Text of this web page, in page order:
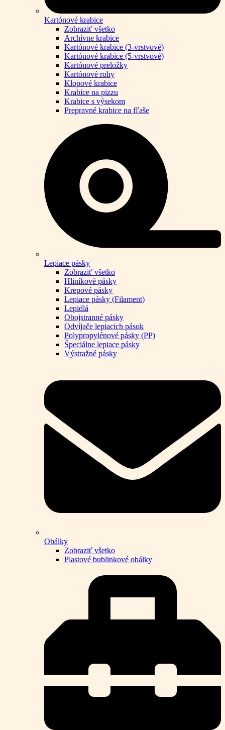
Kartónové krabice
Zobraziť všetko
Archívne krabice
Kartónové krabice (3-vrstvové)
Kartónové krabice (5-vrstvové)
Kartónové preložky
Kartónové rohy
Klopové krabice
Krabice na pizzu
Krabice s výsekom
Prepravné krabice na fľaše
Lepiace pásky
Zobraziť všetko
Hliníkové pásky
Krepové pásky
Lepiace pásky (Filament)
Lepidlá
Obojstranné pásky
Odvíjače lepiacich pások
Polypropylénové pásky (PP)
Špeciálne lepiace pásky
Výstražné pásky
Obálky
Zobraziť všetko
Plastové bublinkové obálky